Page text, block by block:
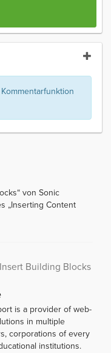
von Sonic
„Inserting Content
Building Blocks
is a provider of web-
in multiple
corporations of every
institutions.